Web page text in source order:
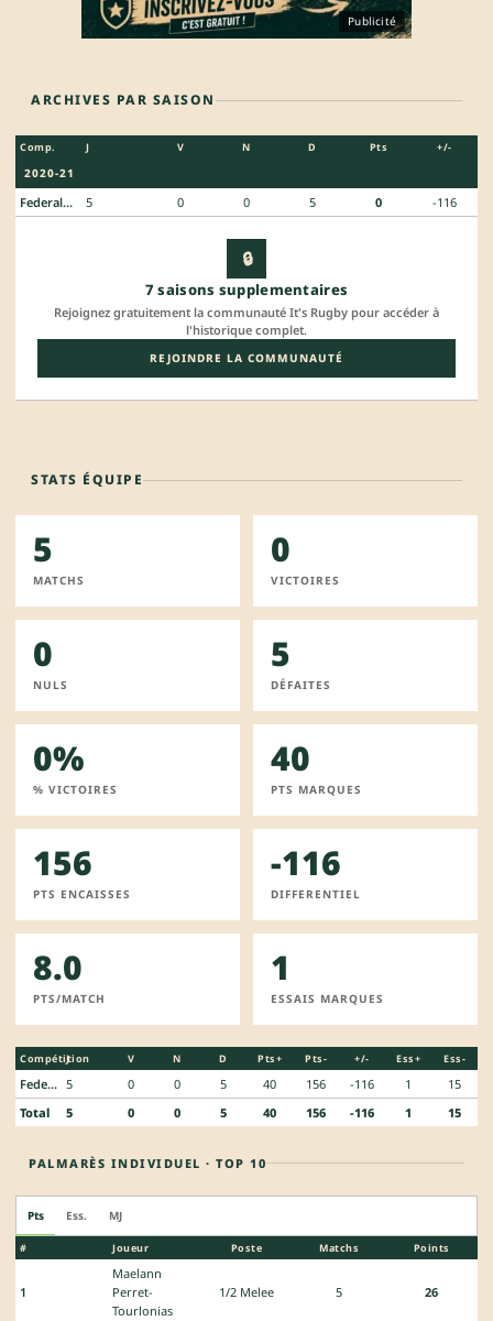
Publicité
ARCHIVES PAR SAISON
Comp. J V N D Pts +/-
2020-21
Federale 1 5 0 0 5 0 -116
🔒
7 saisons supplementaires
Rejoignez gratuitement la communauté It's Rugby pour accéder à
l'historique complet.
REJOINDRE LA COMMUNAUTÉ
STATS ÉQUIPE
5
MATCHS
0
VICTOIRES
0
NULS
5
DÉFAITES
0%
% VICTOIRES
40
PTS MARQUES
156
PTS ENCAISSES
-116
DIFFERENTIEL
8.0
PTS/MATCH
1
ESSAIS MARQUES
Compétition
J V N D Pts+ Pts- +/- Ess+ Ess-
Federale 1 5 0 0 5 40 156 -116 1
15
Total
5 0 0 5 40 156 -116 1 15
PALMARÈS INDIVIDUEL · TOP 10
Pts Ess. MJ
# Joueur Poste Matchs Points
1
Maelann
Perret-
Tourlonias
1/2 Melee 5 26